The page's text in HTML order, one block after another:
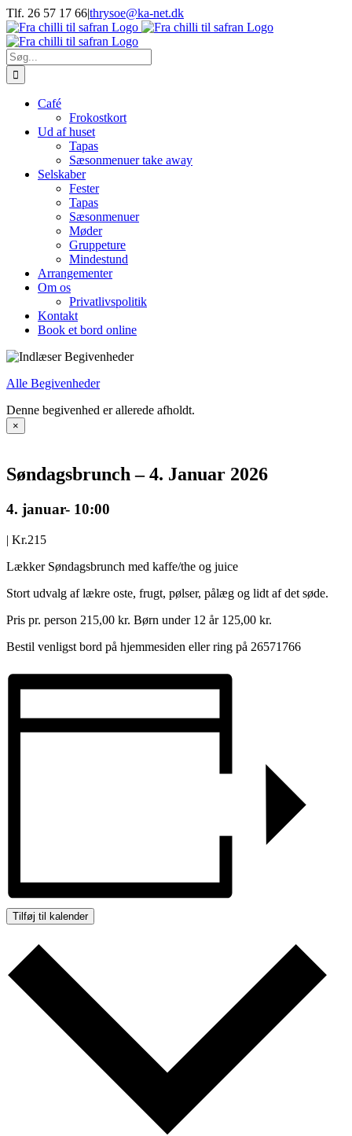
Skip
to
content
Tlf. 26 57 17 66|thrysoe@ka-net.dk
Facebook
Instagram
Søg
efter:
Café
Frokostkort
Ud af huset
Tapas
Sæsonmenuer take away
Selskaber
Fester
Tapas
Sæsonmenuer
Møder
Gruppeture
Mindestund
Arrangementer
Om os
Privatlivspolitik
Kontakt
Book et bord online
Alle Begivenheder
Denne begivenhed er allerede afholdt.
×
Søndagsbrunch – 4. Januar 2026
4. januar- 10:00
| Kr.215
Lækker Søndagsbrunch med kaffe/the og juice
Stort udvalg af lækre oste, frugt, pølser, pålæg og lidt af det søde.
Pris pr. person 215,00 kr. Børn under 12 år 125,00 kr.
Bestil venligst bord på hjemmesiden eller ring på 26571766
Tilføj til kalender